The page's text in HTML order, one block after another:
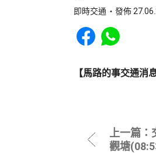
即時交通 發佈
Share to Facebook
Share to
【馬路的事交通消息
上一篇
觀塘